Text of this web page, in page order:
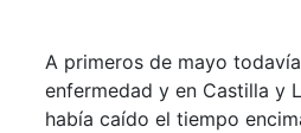
A primeros de mayo
enfermedad y en Castilla y
había caído el tiempo